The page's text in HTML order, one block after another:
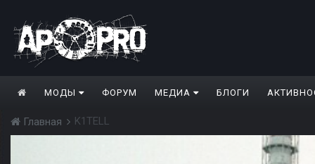
МОДЫ ФОРУМ МЕДИА БЛОГИ
Главная K1TELL